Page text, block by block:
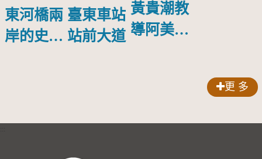
東河橋兩
岸的史前
臺東車站
站前大道
黃貴潮教
導阿美族
更 多